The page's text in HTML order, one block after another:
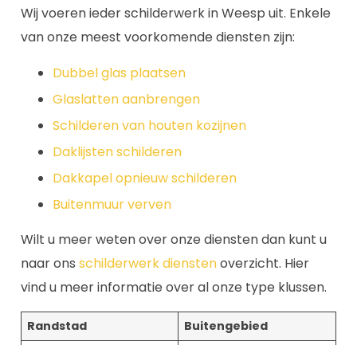
Wij voeren ieder schilderwerk in Weesp uit. Enkele
van onze meest voorkomende diensten zijn:
Dubbel glas plaatsen
Glaslatten aanbrengen
Schilderen van houten kozijnen
Daklijsten schilderen
Dakkapel opnieuw schilderen
Buitenmuur verven
Wilt u meer weten over onze diensten dan kunt u
naar ons schilderwerk dienstenoverzicht. Hier
vind u meer informatie over al onze type klussen.
Randstad
Buitengebied